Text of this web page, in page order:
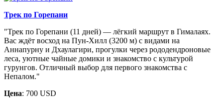
Трек по Горепани
"Трек по Горепани (11 дней) — лёгкий маршрут в Гималаях.
Вас ждёт восход на Пун-Хилл (3200 м) с видами на
Аннапурну и Дхаулагири, прогулки через рододендроновые
леса, уютные чайные домики и знакомство с культурой
гурунгов. Отличный выбор для первого знакомства с
Непалом."
Цена: 700 USD